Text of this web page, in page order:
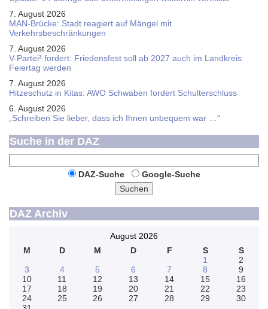
7. August 2026
MAN-Brücke: Stadt reagiert auf Mängel mit
Verkehrsbeschränkungen
7. August 2026
V-Partei­³ fordert: Friedens­fest soll ab 2027 auch im Land­kreis
Feier­tag werden
7. August 2026
Hitzeschutz in Kitas: AWO Schwaben fordert Schulterschluss
6. August 2026
„Schreiben Sie lieber, dass ich Ihnen unbequem war …“
Suche in der DAZ
DAZ-Suche
Google-Suche
Suchen
DAZ Archiv
August 2026
M
D M D F S
S
1
2
3
4 5 6 7 8
9
10
11 12 13 14 15
16
17
18 19 20 21 22
23
24
25 26 27 28 29
30